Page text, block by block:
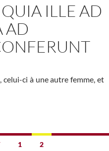
ILLE AD
AD
celui-ci à une autre femme, et
1 2